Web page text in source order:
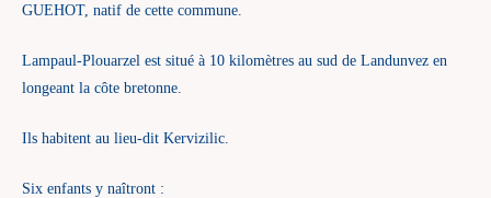
GUEHOT, natif de cette commune.
Lampaul-Plouarzel est situé à 10 kilomètres au sud de Landunvez en
longeant la côte bretonne.
Ils habitent au lieu-dit Kervizilic.
Six enfants y naîtront :